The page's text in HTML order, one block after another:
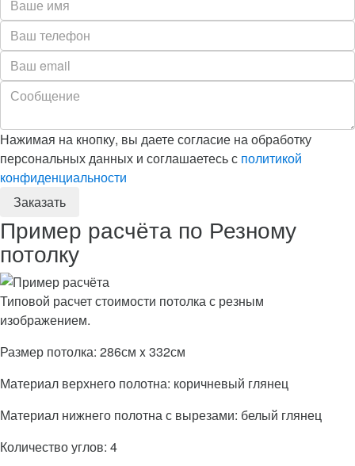
Нажимая на кнопку, вы даете согласие на обработку
персональных данных и соглашаетесь с политикой
конфиденциальности
Пример расчёта по Резному
потолку
Типовой расчет стоимости потолка с резным
изображением.
Размер потолка: 286см x 332см
Материал верхнего полотна: коричневый глянец
Материал нижнего полотна с вырезами: белый глянец
Количество углов: 4